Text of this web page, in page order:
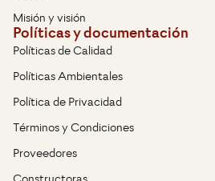
Misión y visión
Políticas y documentación
Políticas de Calidad
Políticas Ambientales
Política de Privacidad
Términos y Condiciones
Proveedores